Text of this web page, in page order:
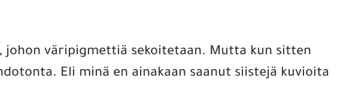
johon väripigmettiä sekoitetaan. Mutta kun sitten
Eli minä en ainakaan saanut siistejä kuvioita